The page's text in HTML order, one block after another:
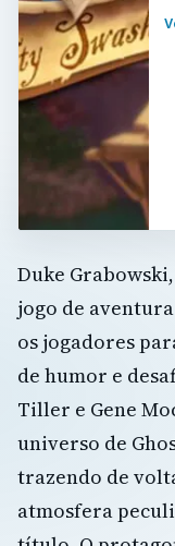
Duke
jogo de
os jogadores
de humor e
Tiller e Gene
universo de
trazendo de
atmosfera